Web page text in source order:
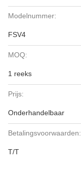
Modelnummer:
FSV4
MOQ:
1 reeks
Prijs:
Onderhandelbaar
Betalingsvoorwaarden:
T/T